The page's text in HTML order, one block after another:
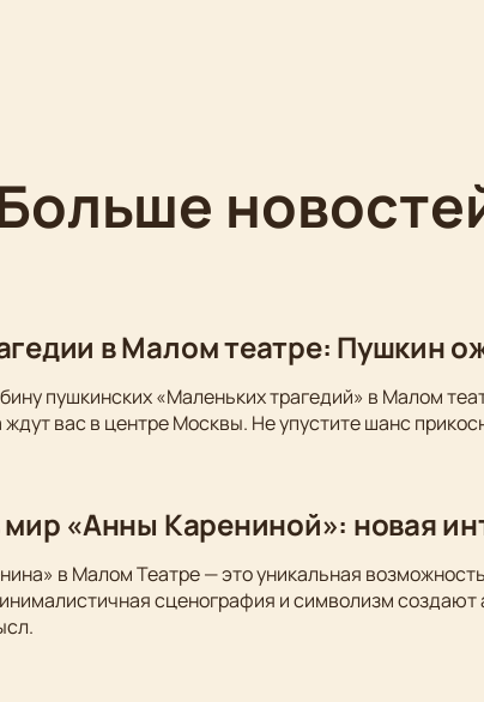
в Малом театре: Пушкин
пушкинских «Маленьких трагедий» в Малом
вас в центре Москвы. Не упустите шанс
мир «Анны Карениной»: новая
в Малом Театре — это уникальная
сценография и символизм